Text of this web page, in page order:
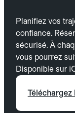
Planifiez vos
confiance.
sécurisé. À
vous pourrez
Disponible sur